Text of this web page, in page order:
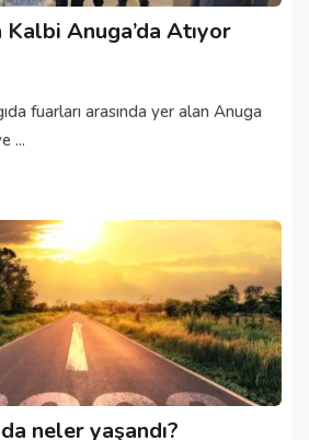
Kalbi Anuga’da Atıyor
fuarları arasında yer alan Anuga
...
neler yaşandı?